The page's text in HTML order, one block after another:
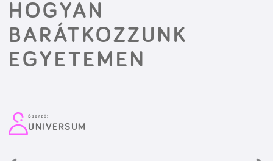
HOGYAN
BARÁTKOZZUNK
EGYETEMEN
Szerző:
UNIVERSUM